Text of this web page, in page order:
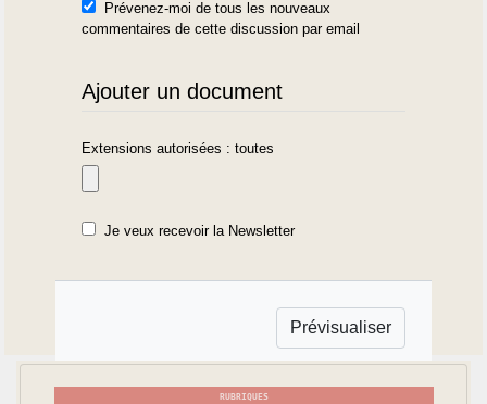
Prévenez-moi de tous les nouveaux
commentaires de cette discussion par email
Ajouter un document
Extensions autorisées : toutes
Je veux recevoir la Newsletter
RUBRIQUES